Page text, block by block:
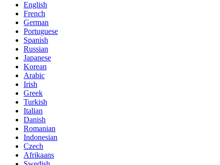
English
French
German
Portuguese
Spanish
Russian
Japanese
Korean
Arabic
Irish
Greek
Turkish
Italian
Danish
Romanian
Indonesian
Czech
Afrikaans